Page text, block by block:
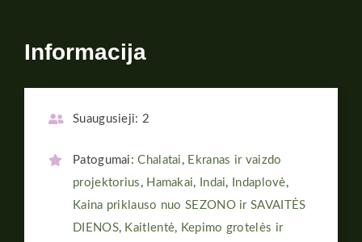
Informacija
Suaugusieji: 2
Patogumai: Chalatai , Ekranas ir vaizdo
projektorius , Hamakai, Indai, Indaplovė,
Kaina priklauso nuo SEZONO ir SAVAITĖS
DIENOS, Kaitlentė, Kepimo grotelės ir